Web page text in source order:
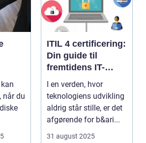
når du
ITIL 4 certificering:
Din guide til
fremtidens IT-
service
management
I en verden, hvor
teknologiens udvikling
aldrig står stille, er det
afgørende for b&ari...
31 august 2025